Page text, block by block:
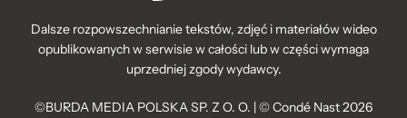
Dalsze rozpowszechnianie tekstów, zdjęć i materiałów wideo
opublikowanych w serwisie w całości lub w części wymaga
uprzedniej zgody wydawcy.
©BURDA MEDIA POLSKA SP. Z O. O. | © Condé Nast 2026